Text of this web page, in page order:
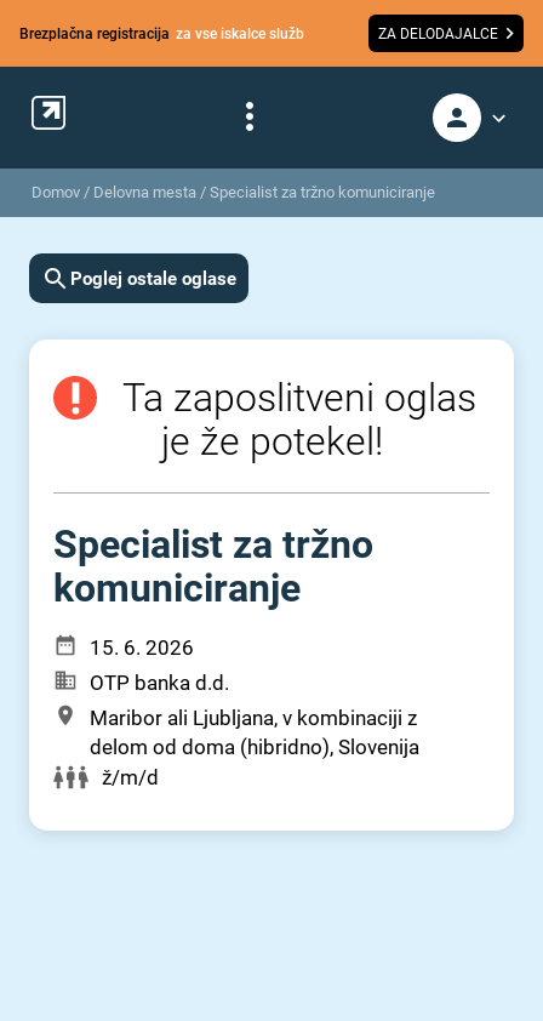
Brezplačna registracija za vse iskalce služb ZA DELODAJALCE
Domov / Delovna mesta / Specialist za tržno komuniciranje
Poglej ostale oglase
Ta zaposlitveni oglas
je že potekel!
Specialist za tržno
komuniciranje
15. 6. 2026
OTP banka d.d.
Maribor ali Ljubljana, v kombinaciji z
delom od doma (hibridno), Slovenija
ž/m/d